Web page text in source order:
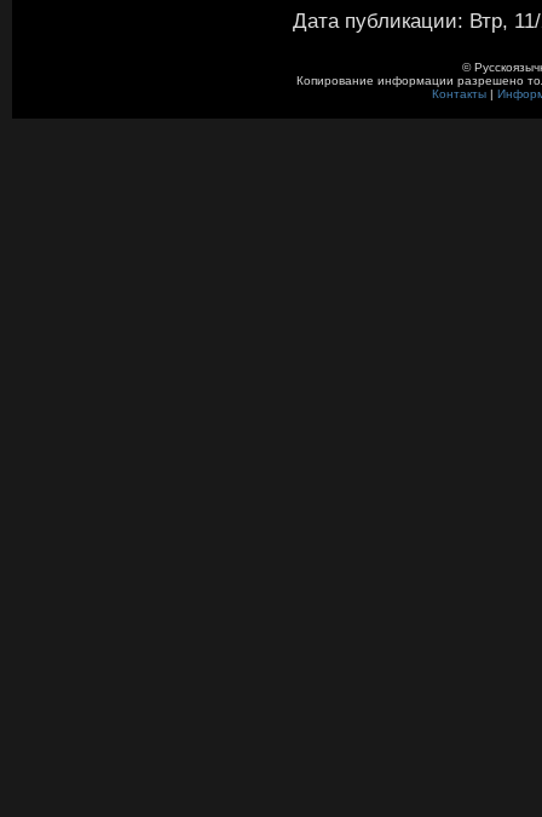
Дата публикации: Втр,
©
Копирование информации разрешено
Контакты|